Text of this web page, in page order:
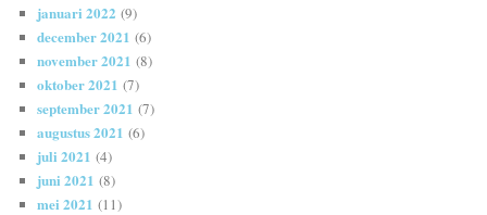
januari 2022 (9)
december 2021 (6)
november 2021 (8)
oktober 2021 (7)
september 2021 (7)
augustus 2021 (6)
juli 2021 (4)
juni 2021 (8)
mei 2021 (11)